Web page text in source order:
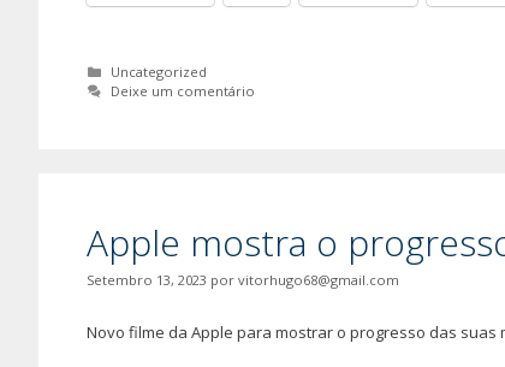
Categorias
Uncategorized
Deixe um comentário
Apple mostra o
Setembro 13, 2023 por vitorhugo68@gmail.com
Novo filme da Apple para mostrar o progresso das suas